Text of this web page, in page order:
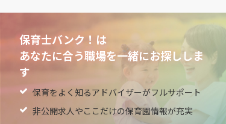
保育士バンク！は
あなたに合う職場を一緒にお探ししま
す
保育をよく知るアドバイザーがフルサポート
非公開求人やここだけの保育園情報が充実